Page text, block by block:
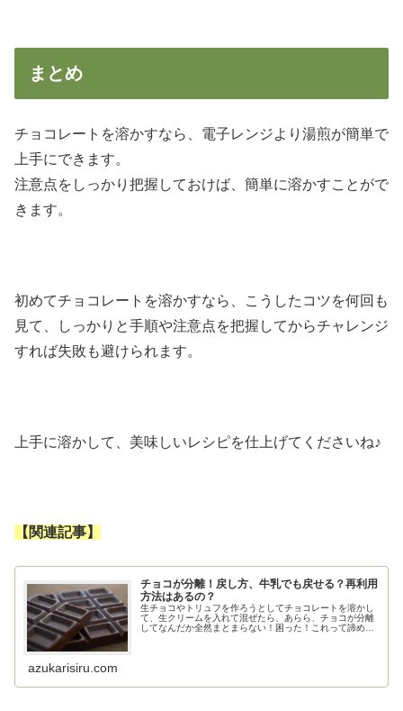
まとめ
チョコレートを溶かすなら、電子レンジより湯煎が簡単で
上手にできます。
注意点をしっかり把握しておけば、簡単に溶かすことがで
きます。
初めてチョコレートを溶かすなら、こうしたコツを何回も
見て、しっかりと手順や注意点を把握してからチャレンジ
すれば失敗も避けられます。
上手に溶かして、美味しいレシピを仕上げてくださいね♪
【関連記事】
チョコが分離！戻し方、牛乳でも戻せる？再利用
方法はあるの？
生チョコやトリュフを作ろうとしてチョコレートを溶かし
て、生クリームを入れて混ぜたら、あらら、チョコが分離
してなんだか全然まとまらない！困った！これって諦める
azukarisiru.com